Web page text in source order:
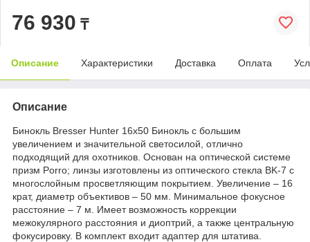
76 930 ₸
Описание Характеристики Доставка Оплата
Описание
Бинокль Bresser Hunter 16x50 Бинокль с большим
увеличением и значительной светосилой, отлично
подходящий для охотников. Основан на оптической системе
призм Porro; линзы изготовлены из оптического стекла BK-7 с
многослойным просветляющим покрытием. Увеличение – 16
крат, диаметр объективов – 50 мм. Минимальное фокусное
расстояние – 7 м. Имеет возможность коррекции
межокулярного расстояния и диоптрий, а также центральную
фокусировку. В комплект входит адаптер для штатива.